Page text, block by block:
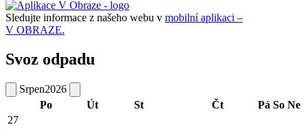
Sledujte informace z našeho webu v mobilní aplikaci –
V OBRAZE.
Svoz odpadu
Srpen2026
Po
Út St Čt Pá So Ne
27